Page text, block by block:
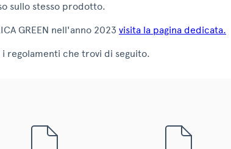
sullo stesso prodotto.
GREEN nell'anno 2023 visita la pagina dedicata.
regolamenti che trovi di seguito.